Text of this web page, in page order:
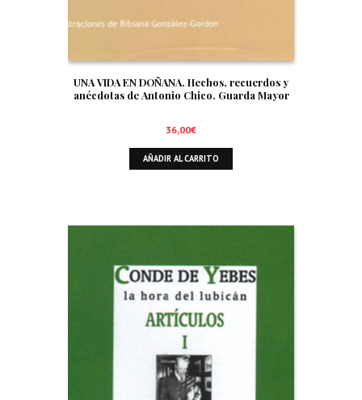
UNA VIDA EN DOÑANA. Hechos, recuerdos y
anécdotas de Antonio Chico. Guarda Mayor
36,00€
AÑADIR AL CARRITO